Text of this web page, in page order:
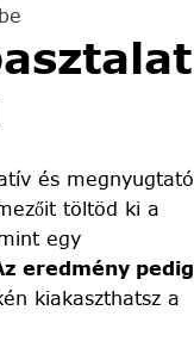
és megnyugtató
töltöd ki a
egy
eredmény pedig
kiakaszthatsz a